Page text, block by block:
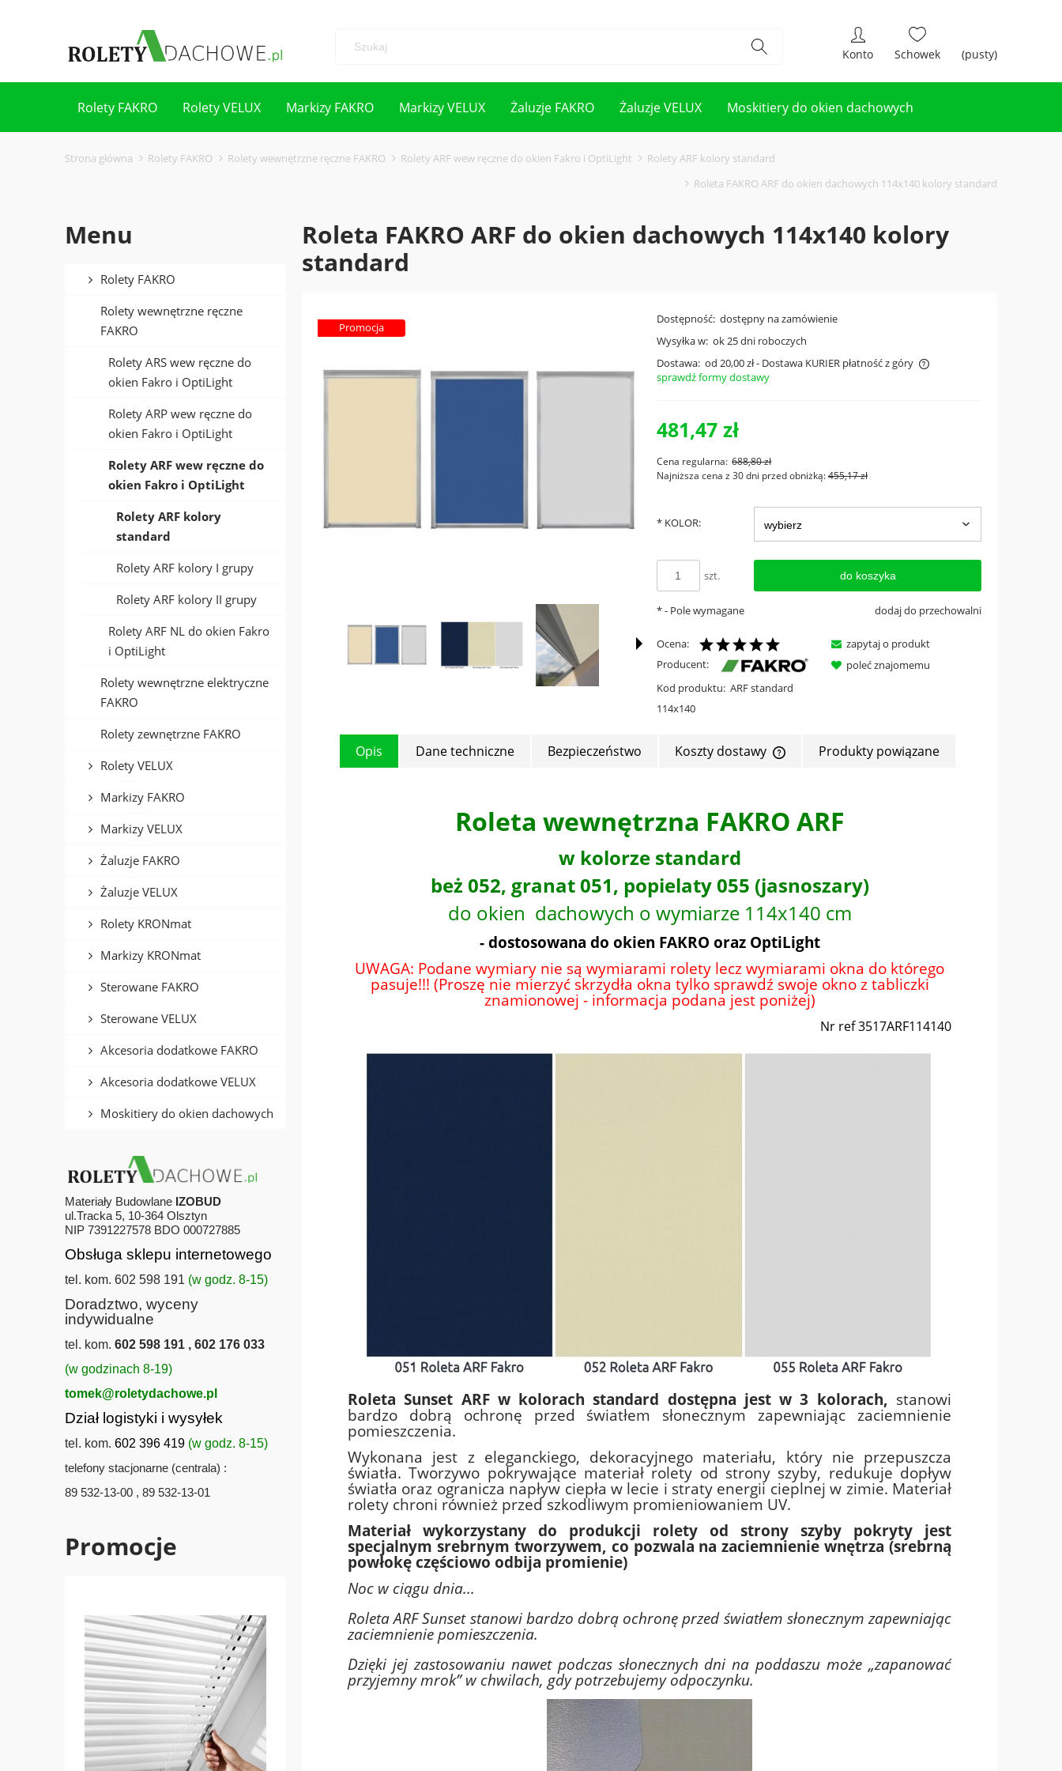
(pusty)
Rolety FAKRO Rolety VELUX Markizy FAKRO Markizy VELUX Żaluzje FAKRO Żaluzje VELUX Moskitiery do okien dachowych
Kontakt
Strona główna Rolety FAKRO Rolety wewnętrzne ręczne FAKRO Rolety ARF wew ręczne do okien Fakro i OptiLight
Rolety ARF kolory standard
Roleta FAKRO ARF do okien dachowych 114x140 kolory standard
Menu
Rolety FAKRO
Rolety wewnętrzne ręczne
FAKRO
Rolety ARS wew ręczne do
okien Fakro i OptiLight
Rolety ARP wew ręczne do
okien Fakro i OptiLight
Rolety ARF wew ręczne do
okien Fakro i OptiLight
Rolety ARF kolory
standard
Rolety ARF kolory I grupy
Rolety ARF kolory II grupy
Rolety ARF NL do okien Fakro
i OptiLight
Rolety wewnętrzne elektryczne
FAKRO
Rolety zewnętrzne FAKRO
Rolety VELUX
Markizy FAKRO
Markizy VELUX
Żaluzje FAKRO
Żaluzje VELUX
Rolety KRONmat
Markizy KRONmat
Sterowane FAKRO
Sterowane VELUX
Akcesoria dodatkowe FAKRO
Akcesoria dodatkowe VELUX
Moskitiery do okien dachowych
Materiały Budowlane IZOBUD
ul.Tracka 5, 10-364 Olsztyn
NIP 7391227578 BDO 000727885
Obsługa sklepu internetowego
tel. kom. 602 598 191 (w godz. 8-15)
Doradztwo, wyceny
indywidualne
tel. kom. 602 598 191 , 602 176 033
(w godzinach 8-19)
tomek@roletydachowe.pl
Dział logistyki i wysyłek
tel. kom. 602 396 419 (w godz. 8-15)
telefony stacjonarne (centrala) :
89 532-13-00 , 89 532-13-01
Promocje
Roleta FAKRO ARF do okien dachowych 114x140 kolory
standard
Promocja
Dostępność: dostępny na zamówienie
Wysyłka w: ok 25 dni roboczych
Dostawa: od 20,00 zł- Dostawa KURIER płatność z góry
sprawdź formy dostawy
481,47 zł
Cena regularna: 688,80 zł
Najniższa cena z 30 dni przed obniżką:455,17 zł
*KOLOR:
szt. do koszyka
dodaj do przechowalni
*- Pole wymagane
Ocena:
Producent:
Kod produktu: ARF standard
114x140
zapytaj o produkt
poleć znajomemu
Opis Dane techniczne Bezpieczeństwo Koszty dostawy Produkty powiązane
Roleta wewnętrzna FAKRO ARF
w kolorze standard
beż 052, granat 051, popielaty 055 (jasnoszary)
do okien dachowych o wymiarze 114x140 cm
- dostosowana do okien FAKRO oraz OptiLight
UWAGA: Podane wymiary nie są wymiarami rolety lecz wymiarami okna do którego
pasuje!!! (Proszę nie mierzyć skrzydła okna tylko sprawdź swoje okno z tabliczki
znamionowej - informacja podana jest poniżej)
Nr ref 3517ARF114140
Roleta Sunset ARF w kolorach standard dostępna jest w 3 kolorach, stanowi
bardzo dobrą ochronę przed światłem słonecznym zapewniając zaciemnienie
pomieszczenia.
Wykonana jest z eleganckiego, dekoracyjnego materiału, który nie przepuszcza
światła. Tworzywo pokrywające materiał rolety od strony szyby, redukuje dopływ
światła oraz ogranicza napływ ciepła w lecie i straty energii cieplnej w zimie. Materiał
rolety chroni również przed szkodliwym promieniowaniem UV.
Materiał wykorzystany do produkcji rolety od strony szyby pokryty jest
specjalnym srebrnym tworzywem, co pozwala na zaciemnienie wnętrza (srebrną
powłokę częściowo odbija promienie)
Noc w ciągu dnia...
Roleta ARF Sunset stanowi bardzo dobrą ochronę przed światłem słonecznym zapewniając
zaciemnienie pomieszczenia.
Dzięki jej zastosowaniu nawet podczas słonecznych dni na poddaszu może „zapanować
przyjemny mrok” w chwilach, gdy potrzebujemy odpoczynku.